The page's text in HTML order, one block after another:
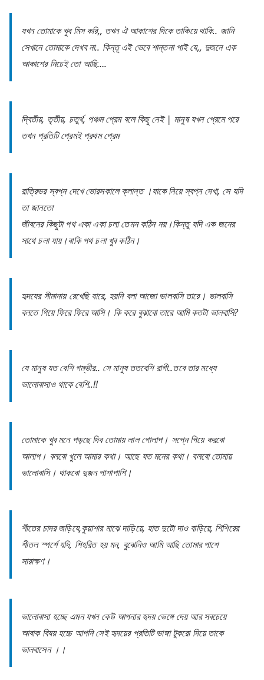
যখন তোমাকে খুব মিস করি,, তখন ঐ আকাশের দিকে তাকিয়ে থাকি.. জানি
সেখানে তোমাকে দেখব না.. কিন্তূ এই ভেবে শান্তনা পাই যে,, দুজনে এক
আকাশের নিচেই তো আছি….
দ্বিতীয়, তৃতীয়, চতুর্থ, পঞ্চম প্রেম বলে কিছু নেই | মানুষ যখন প্রেমে পরে
তখন প্রতিটি প্রেমই প্রথম প্রেম
রাত্রিভর স্বপ্ন দেখে ভোরসকালে ক্লান্ত ।যাকে নিয়ে স্বপ্ন দেখা, সে যদি
তা জানতো
জীবনের কিছুটা পথ একা একা চলা তেমন কঠিন নয়।কিন্তু যদি এক জনের
সাথে চলা যায়।বাকি পথ চলা খুব কঠিন।
হৃদযের সীমানায় রেখেছি যারে, হয়নি বলা আজো ভালবাসি তারে। ভালবাসি
বলতে গিয়ে ফিরে ফিরে আসি। কি করে বুঝাবো তারে আমি কতটা ভালবাসি?
যে মানুষ যত বেশি গম্ভীর.. সে মানুষ ততবেশি রাগী..তবে তার মধ্যে
ভালোবাসাও থাকে বেশি..!!
তোমাকে খুব মনে পড়ছে দিব তোমায় লাল গোলাপ। সপ্নে গিয়ে করবো
আলাপ। বলবো খুলে আমার কথা। আছে যত মনের কথা। বলবো তোমায়
ভালোবাসি। থাকবো দুজন পাশাপাশি।
শীতের চাদর জড়িযে,কুয়াশার মাঝে দাড়িয়ে, হাত দুটো দাও বাড়িয়ে, শিশিরের
শীতল স্পর্শে যদি, শিহরিত হয় মন, বুঝেনিও আমি আছি তোমার পাশে
সারাক্ষণ।
ভালোবাসা হচ্ছে এমন যখন কেউ আপনার হৃদয় ভেঙ্গে দেয় আর সবচেয়ে
আবাক বিষয় হচ্চে আপনি সেই হৃদয়ের প্রতিটি ভাঙ্গা টুকরো দিয়ে তাকে
ভালবাসেন ।।